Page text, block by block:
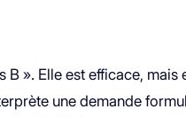
B ». Elle est efficace, mais
une demande